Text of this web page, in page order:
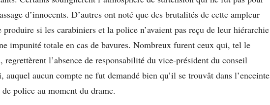
d’innocents. D’autres ont noté que des brutalités de cette ampleur
produire si les carabiniers et la police n’avaient pas reçu de leur hiérarchie
impunité totale en cas de bavures. Nombreux furent ceux qui, tel le
regrettèrent l’absence de responsabilité du vice-président du conseil
auquel aucun compte ne fut demandé bien qu’il se trouvât dans l’enceinte
police au moment du drame.